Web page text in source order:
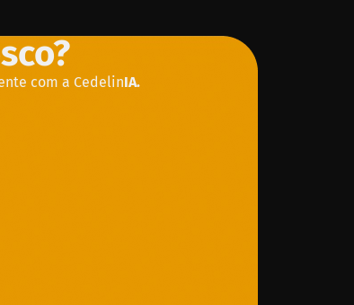
com a CedelinIA.